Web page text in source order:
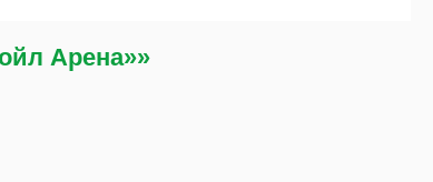
Арена»»